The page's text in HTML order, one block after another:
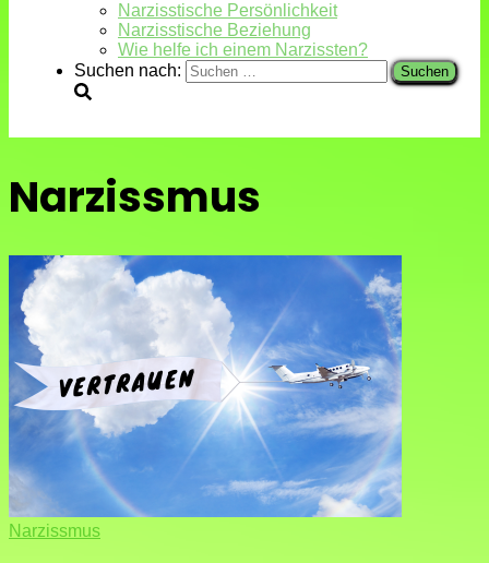
Narzisstische Persönlichkeit
Narzisstische Beziehung
Wie helfe ich einem Narzissten?
Suchen nach:
Narzissmus
Narzissmus